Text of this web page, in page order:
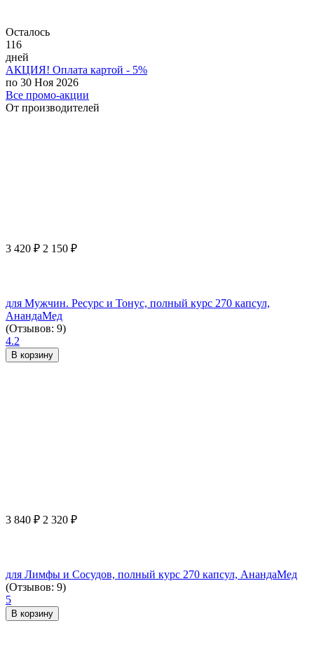
Осталось
116
дней
АКЦИЯ! Оплата картой - 5%
по 30 Ноя 2026
Все промо-акции
От производителей
3 420 ₽ 2 150 ₽
для Мужчин. Ресурс и Тонус, полный курс 270 капсул,
АнандаМед
(Отзывов: 9)
4.2
В корзину
3 840 ₽ 2 320 ₽
для Лимфы и Сосудов, полный курс 270 капсул, АнандаМед
(Отзывов: 9)
5
В корзину